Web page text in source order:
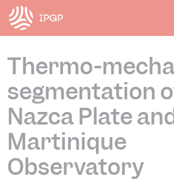
Thermo-
segmentation
Nazca Plate
Martinique
Observatory
Panneau de gestion des cookies